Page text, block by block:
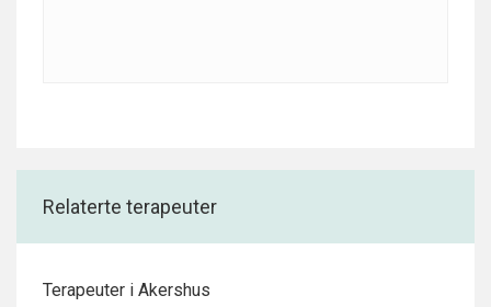
Relaterte terapeuter
Terapeuter i Akershus